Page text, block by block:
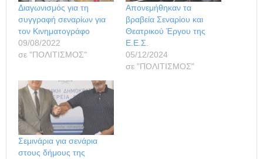
Διαγωνισμός για τη
συγγραφή σεναρίων για
τον Κινηματογράφο
09/08/2022
σε "ΠΟΛΙΤΙΣΜΟΣ"
Απονεμήθηκαν τα
βραβεία Σεναρίου και
Θεατρικού Έργου της
Ε.Ε.Σ.
05/12/2024
σε "ΠΟΛΙΤΙΣΜΟΣ"
Σεμινάρια για σενάρια
στους δήμους της